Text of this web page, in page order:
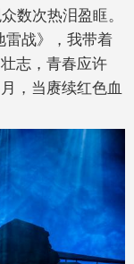
数次热泪盈眶。
雷战》，我带着
志，青春应许
，当赓续红色血